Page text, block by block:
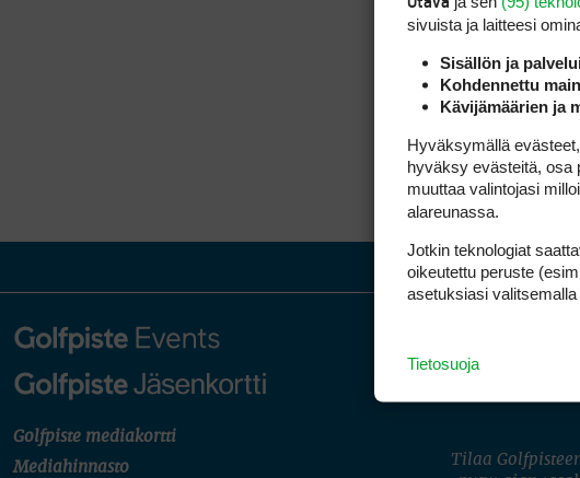
Golfpiste mediakortti
Mediahinnasto
Tilaa
sivuista ja laitteesi
Sisällön ja
Kohdennettu
Kävijämäärien ja
Hyväksymällä
hyväksy evästeitä, osa
muuttaa valintojasi
alareunassa.
Jotkin teknologiat
oikeutettu peruste
asetuksiasi valitsemalla
Tietosuoja